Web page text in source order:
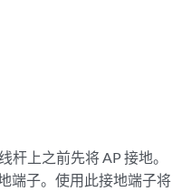
杆上之前先将 AP 接地。
端子。使用此接地端子将